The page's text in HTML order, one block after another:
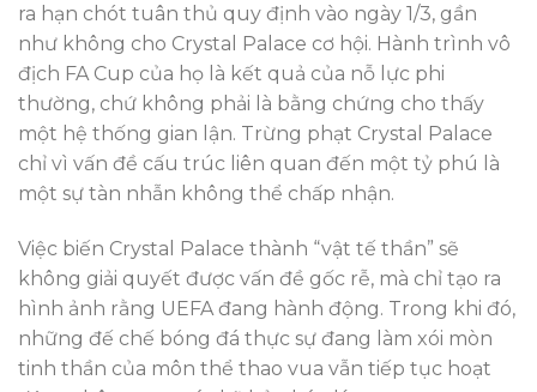
ra hạn chót tuân thủ quy định vào ngày 1/3, gần
như không cho Crystal Palace cơ hội. Hành trình vô
địch FA Cup của họ là kết quả của nỗ lực phi
thường, chứ không phải là bằng chứng cho thấy
một hệ thống gian lận. Trừng phạt Crystal Palace
chỉ vì vấn đề cấu trúc liên quan đến một tỷ phú là
một sự tàn nhẫn không thể chấp nhận.
Việc biến Crystal Palace thành “vật tế thần” sẽ
không giải quyết được vấn đề gốc rễ, mà chỉ tạo ra
hình ảnh rằng UEFA đang hành động. Trong khi đó,
những đế chế bóng đá thực sự đang làm xói mòn
tinh thần của môn thể thao vua vẫn tiếp tục hoạt